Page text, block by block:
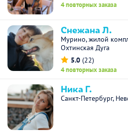
4 повторных заказа
Снежана Л.
Мурино, жилой
Охтинская Дуга
5.0 (22)
4 повторных заказа
Ника Г.
Санкт-Петербург,